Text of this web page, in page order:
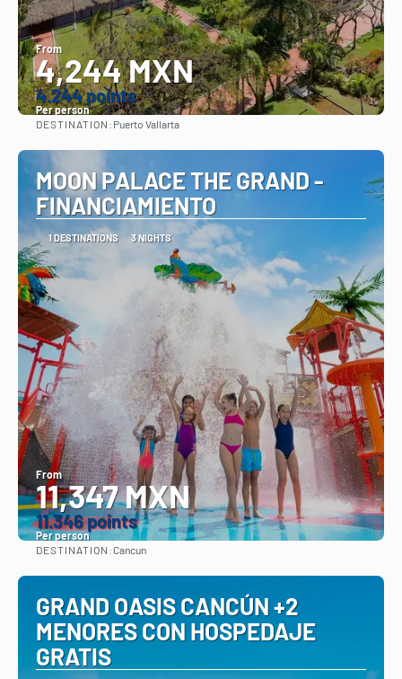
From
4,244 MXN
4.244 points
Per person
DESTINATION: Puerto Vallarta
MOON PALACE THE GRAND -
FINANCIAMIENTO
1 DESTINATIONS 3 NIGHTS
From
11,347 MXN
11.346 points
Per person
DESTINATION:Cancun
GRAND OASIS CANCÚN +2
MENORES CON HOSPEDAJE
GRATIS